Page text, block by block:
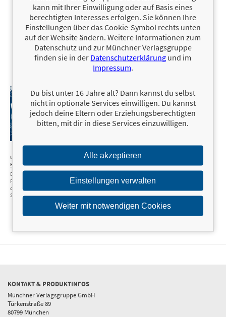
Unnützes
Handballwissen
Die kuriosesten
Fakten rund um
den geilsten
Sport der Welt
KONTAKT & PRODUKTINFOS
Münchner Verlagsgruppe GmbH
Türkenstraße 89
80799 München
kann mit Ihrer Einwilligung oder auf Basis eines
berechtigten Interesses erfolgen. Sie können Ihre
Einstellungen über das Cookie-Symbol rechts unten
auf der Website ändern. Weitere Informationen zum
Datenschutz und zur Münchner Verlagsgruppe
finden sie in der Datenschutzerklärung und im
Impressum.
Du bist unter 16 Jahre alt? Dann kannst du selbst
nicht in optionale Services einwilligen. Du kannst
jedoch deine Eltern oder Erziehungsberechtigten
bitten, mit dir in diese Services einzuwilligen.
Alle akzeptieren
Einstellungen verwalten
Weiter mit notwendigen Cookies